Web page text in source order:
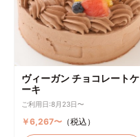
ヴィーガン チョコレートケ
ーキ
ご利用日:8月23日〜
￥6,267〜（税込）